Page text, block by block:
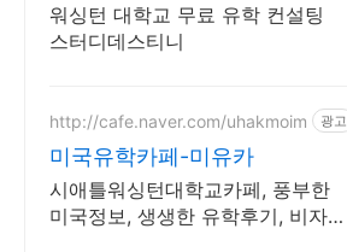
워싱턴 대학교 무료 유학 컨설팅
스터디데스티니
http://cafe.naver.com/uhakmoim 광고
미국유학카페-미유카
시애틀워싱턴대학교카페, 풍부한
미국정보, 생생한 유학후기, 비자